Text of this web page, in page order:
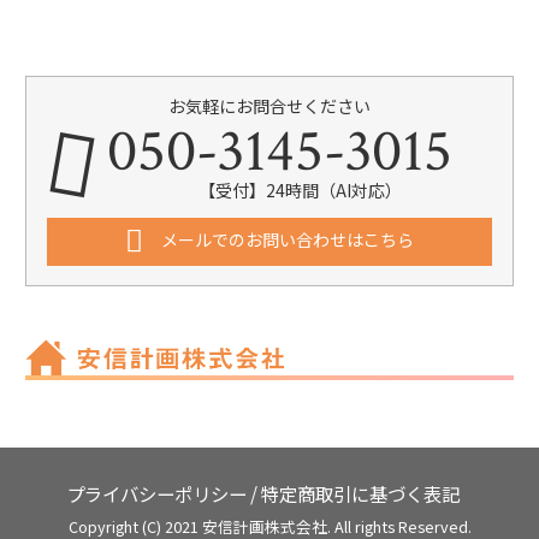
お気軽にお問合せください
050-3145-3015
【受付】24時間（AI対応）
メールでのお問い合わせはこちら
プライバシーポリシー /特定商取引に基づく表記
Copyright (C) 2021 安信計画株式会社. All rights Reserved.